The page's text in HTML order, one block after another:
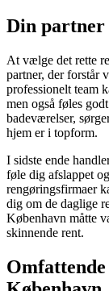
Din partner
At vælge det rette
partner, der forstår
professionelt team
men også føles
badeværelser,
hjem er i topform.
I sidste ende
føle dig afslappet
rengøringsfirmaer
dig om de daglige
København måtte
skinnende rent.